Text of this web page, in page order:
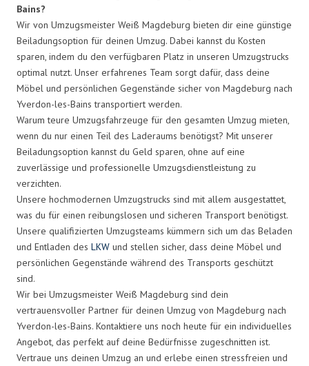
Bains?
Wir von Umzugsmeister Weiß Magdeburg bieten dir eine günstige
Beiladungsoption für deinen Umzug. Dabei kannst du Kosten
sparen, indem du den verfügbaren Platz in unseren Umzugstrucks
optimal nutzt. Unser erfahrenes Team sorgt dafür, dass deine
Möbel und persönlichen Gegenstände sicher von Magdeburg nach
Yverdon-les-Bains transportiert werden.
Warum teure Umzugsfahrzeuge für den gesamten Umzug mieten,
wenn du nur einen Teil des Laderaums benötigst? Mit unserer
Beiladungsoption kannst du Geld sparen, ohne auf eine
zuverlässige und professionelle Umzugsdienstleistung zu
verzichten.
Unsere hochmodernen Umzugstrucks sind mit allem ausgestattet,
was du für einen reibungslosen und sicheren Transport benötigst.
Unsere qualifizierten Umzugsteams kümmern sich um das Beladen
und Entladen des LKW und stellen sicher, dass deine Möbel und
persönlichen Gegenstände während des Transports geschützt
sind.
Wir bei Umzugsmeister Weiß Magdeburg sind dein
vertrauensvoller Partner für deinen Umzug von Magdeburg nach
Yverdon-les-Bains. Kontaktiere uns noch heute für ein individuelles
Angebot, das perfekt auf deine Bedürfnisse zugeschnitten ist.
Vertraue uns deinen Umzug an und erlebe einen stressfreien und